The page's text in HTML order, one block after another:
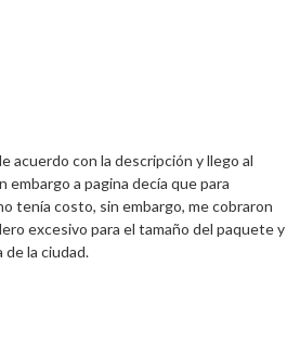
acuerdo con la descripción y llego al
embargo a pagina decía que para
tenía costo, sin embargo, me cobraron
excesivo para el tamaño del paquete y
la ciudad.